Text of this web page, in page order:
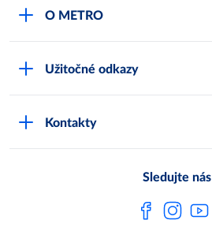
Track & trace
O METRO
Užitočné odkazy
Kontakty
Sledujte nás